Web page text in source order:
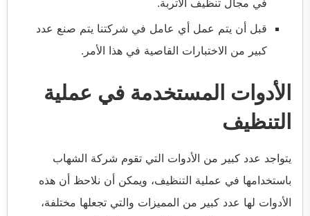
قبل أن يتم عمل أي عامل في شركتنا يتم صنع عدد
كبير من الاختبارات القاصية في هذا الأمر.
الأدوات المستخدمة في عملية
التنظيف
يتواجد عدد كبير من الأدوات التي تقوم شركة الشهاب
باستخدامها في عملية التنظيف، ويمكن أن نلاحظ أن هذه
الأدوات لها عدد كبير من المميزات والتي تجعلها مختلفة،